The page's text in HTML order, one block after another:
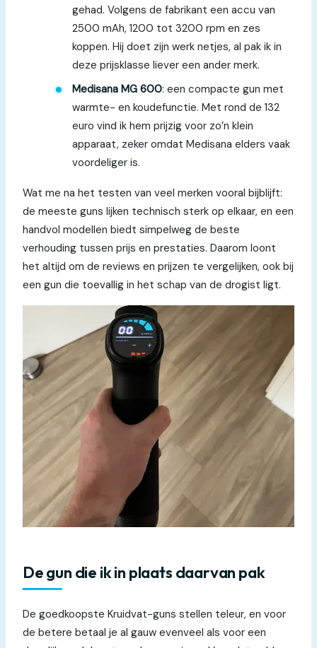
gehad. Volgens de fabrikant een accu van
2500 mAh, 1200 tot 3200 rpm en zes
koppen. Hij doet zijn werk netjes, al pak ik in
deze prijsklasse liever een ander merk.
Medisana MG 600: een compacte gun met
warmte- en koudefunctie. Met rond de 132
euro vind ik hem prijzig voor zo’n klein
apparaat, zeker omdat Medisana elders vaak
voordeliger is.
Wat me na het testen van veel merken vooral bijblijft:
de meeste guns lijken technisch sterk op elkaar, en een
handvol modellen biedt simpelweg de beste
verhouding tussen prijs en prestaties. Daarom loont
het altijd om de reviews en prijzen te vergelijken, ook bij
een gun die toevallig in het schap van de drogist ligt.
De gun die ik in plaats daarvan pak
De goedkoopste Kruidvat-guns stellen teleur, en voor
de betere betaal je al gauw evenveel als voor een